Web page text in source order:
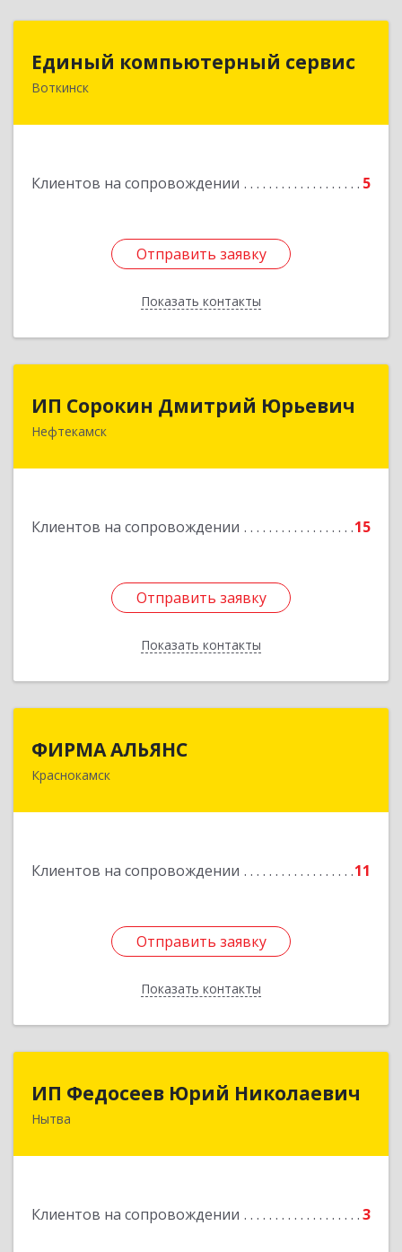
Единый компьютерный сервис
Воткинск
Клиентов на сопровождении 5
Отправить заявку
Показать контакты
Единый компьютерный сервис
Отправить заявку
Назад
ИП Сорокин Дмитрий Юрьевич
Нефтекамск
Клиентов на сопровождении 15
Отправить заявку
Показать контакты
ИП Сорокин Дмитрий Юрьевич
452684, Башкортостан Респ, Нефтекамск г,
Отправить заявку
Назад
ФИРМА АЛЬЯНС
Краснокамск
Клиентов на сопровождении 11
Отправить заявку
Показать контакты
Отправить заявку
Назад
ИП Федосеев Юрий Николаевич
Нытва
Клиентов на сопровождении 3
ИП Федосеев Юрий Николаевич